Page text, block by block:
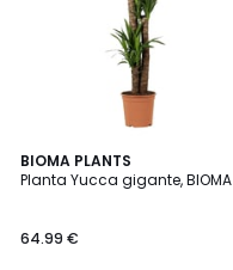
BIOMA PLANTS
Planta Yucca gigante, BIOMA
64.99 €